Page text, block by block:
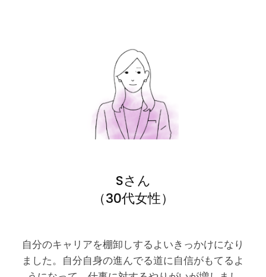
Sさん
（30代女性）
自分のキャリアを棚卸しするよいきっかけになり
ました。自分自身の進んでる道に自信がもてるよ